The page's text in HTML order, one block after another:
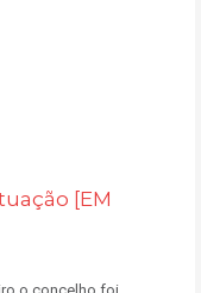
[EM